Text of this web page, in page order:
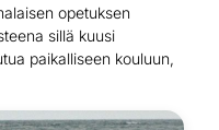
opetuksen
sillä kuusi
paikalliseen kouluun,